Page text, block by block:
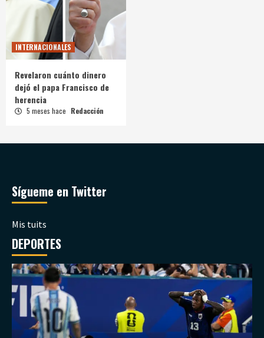
INTERNACIONALES
Revelaron cuánto dinero
dejó el papa Francisco de
herencia
5 meses hace Redacción
Sígueme en Twitter
Mis tuits
DEPORTES